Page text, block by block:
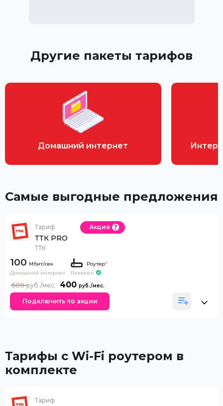
Другие пакеты тарифов
Домашний интернет
Самые выгодные предложения
Тариф
ТТК PRO
ТТК
Акция
100
Домашний интернет
Роутер*
Включен
400
500
Подключить по акции
Тарифы с Wi-Fi роутером в
комплекте
Тариф